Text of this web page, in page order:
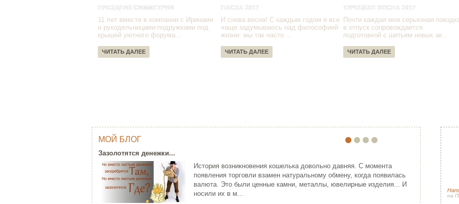
ПРАЗДНИК СИММЕТРИИ
11 лет вместе в компании с Иринами
и рукодельницами-подружками под
крышей уютного форума...
ЧИТАТЬ ДАЛЕЕ
ПАСХА 2017
И снова весна! С каждым годом я все
чаще задумываюсь над философией
жизни: мы так часто ...
ЧИТАТЬ ДАЛЕЕ
ТУРЕЦКАЯ ВЕСНА 2017
Почти каждая моя серьезная
в отпуск сопровождается
подготовкой с шитьем новых ак...
ЧИТАТЬ ДАЛЕЕ
Тай Уилсон (Ty Wilson, 1959 г.р.)
современный американский
художник-график...
ЧИТАТЬ ДАЛЕЕ
привлекательных, и в то же время
загадочных стран мира...
ЧИТАТЬ ДАЛЕЕ
ПРИМЕНЕНИЕ ВЫШИВКИ ЛЕНТАМ…
Красивая лента придает хорошо
упакованному подарку изысканность,
подчеркивая ...
МОЙ БЛОГ
Зазолотятся денежки...
История возникновения кошелька довольно давняя. С момента
появления торговли взамен натуральному обмену, когда появилась
валюта. Это были ценные камни, металлы, ювелирные изделия... И
носили их в м...
Прячем секрет
на